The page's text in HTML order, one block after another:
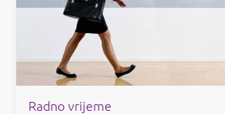
Radno vrijeme